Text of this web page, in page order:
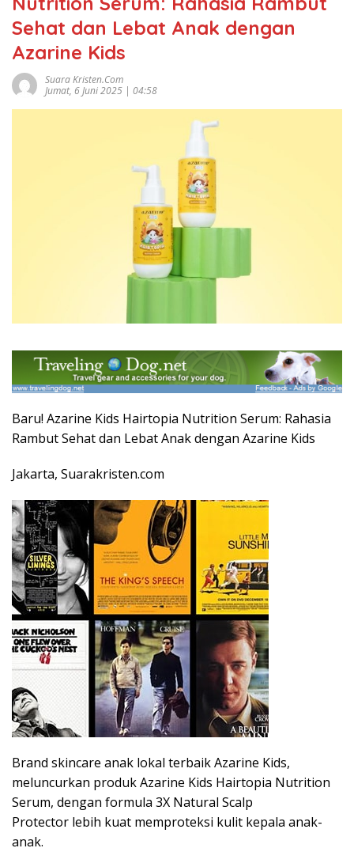
Sehat dan Lebat Anak dengan
Azarine Kids
Suara Kristen.com
Jumat, 6 Juni 2025 | 04:58
Baru! Azarine Kids Hairtopia Nutrition Serum: Rahasia
Rambut Sehat dan Lebat Anak dengan Azarine Kids
Jakarta, Suarakristen.com
Brand skincare anak lokal terbaik Azarine Kids,
meluncurkan produk Azarine Kids Hairtopia Nutrition
Serum, dengan formula 3X Natural Scalp
Protector lebih kuat memproteksi kulit kepala anak-
anak.